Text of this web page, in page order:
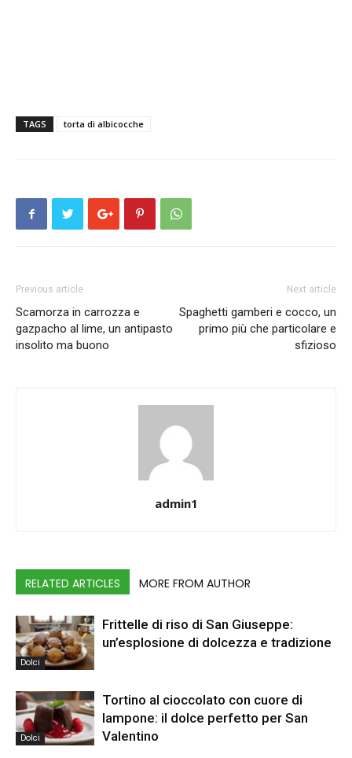
TAGS torta di albicocche
Previous article
Scamorza in carrozza e
gazpacho al lime, un antipasto
insolito ma buono
Next article
Spaghetti gamberi e cocco, un
primo più che particolare e
sfizioso
admin1
RELATED ARTICLES MORE FROM AUTHOR
Dolci
Frittelle di riso di San Giuseppe:
un’esplosione di dolcezza e tradizione
Dolci
Tortino al cioccolato con cuore di
lampone: il dolce perfetto per San
Valentino